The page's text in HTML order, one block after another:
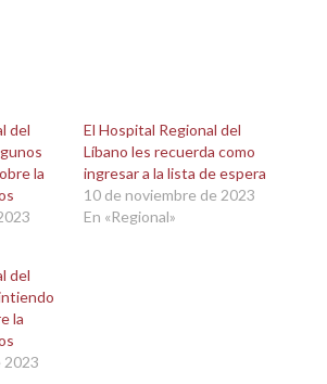
del
la
El Hospital Regional del
Líbano les recuerda como
ingresar a la lista de espera
10 de noviembre de 2023
En «Regional»
del
la
2023